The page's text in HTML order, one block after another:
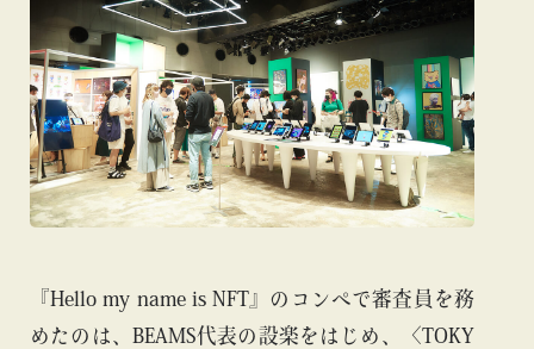
『Hello my name is NFT』のコンペで審査員を務
めたのは、BEAMS代表の設楽をはじめ、〈TOKY